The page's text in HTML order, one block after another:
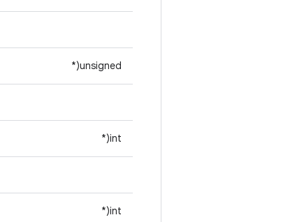
unsigned(*
int(*
int(*